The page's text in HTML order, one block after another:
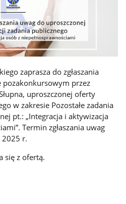
zaprasza do zgłaszania
pozakonkursowym przez
uproszczonej oferty
w zakresie Pozostałe zadania
pt.: „Integracja i aktywizacja
Termin zgłaszania uwag
2025 r.
się z ofertą.